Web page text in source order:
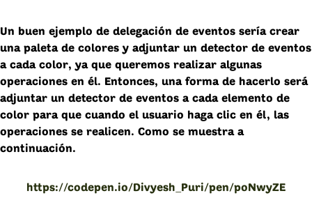
Un buen ejemplo de delegación de eventos sería crear
una paleta de colores y adjuntar un detector de eventos
a cada color, ya que queremos realizar algunas
operaciones en él. Entonces, una forma de hacerlo será
adjuntar un detector de eventos a cada elemento de
color para que cuando el usuario haga clic en él, las
operaciones se realicen. Como se muestra a
continuación.
https://codepen.io/Divyesh_Puri/pen/poNwyZE